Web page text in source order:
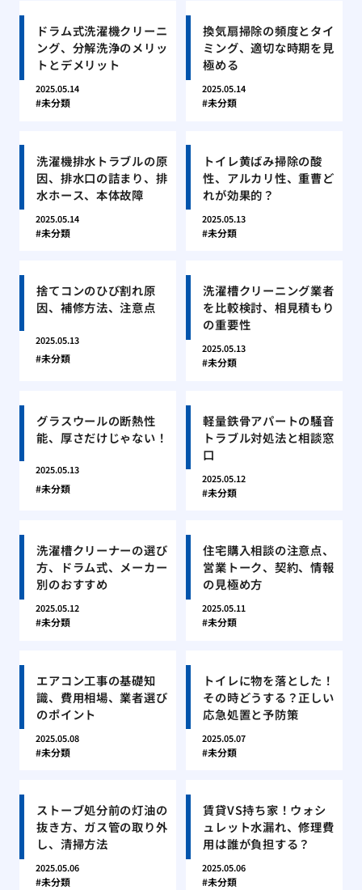
ドラム式洗濯機クリーニ
ング、分解洗浄のメリッ
トとデメリット
2025.05.14
未分類
換気扇掃除の頻度とタイ
ミング、適切な時期を見
極める
2025.05.14
未分類
洗濯機排水トラブルの原
因、排水口の詰まり、排
水ホース、本体故障
2025.05.14
未分類
トイレ黄ばみ掃除の酸
性、アルカリ性、重曹ど
れが効果的？
2025.05.13
未分類
捨てコンのひび割れ原
因、補修方法、注意点
2025.05.13
未分類
洗濯槽クリーニング業者
を比較検討、相見積もり
の重要性
2025.05.13
未分類
グラスウールの断熱性
能、厚さだけじゃない！
2025.05.13
未分類
軽量鉄骨アパートの騒音
トラブル対処法と相談窓
口
2025.05.12
未分類
洗濯槽クリーナーの選び
方、ドラム式、メーカー
別のおすすめ
2025.05.12
未分類
住宅購入相談の注意点、
営業トーク、契約、情報
の見極め方
2025.05.11
未分類
エアコン工事の基礎知
識、費用相場、業者選び
のポイント
2025.05.08
未分類
トイレに物を落とした！
その時どうする？正しい
応急処置と予防策
2025.05.07
未分類
ストーブ処分前の灯油の
抜き方、ガス管の取り外
し、清掃方法
2025.05.06
未分類
賃貸VS持ち家！ウォシ
ュレット水漏れ、修理費
用は誰が負担する？
2025.05.06
未分類